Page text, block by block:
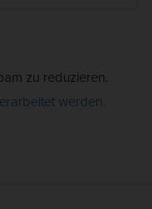
zu reduzieren.
werden.